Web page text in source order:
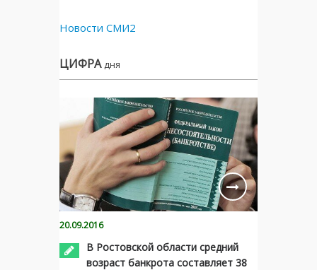
Новости СМИ2
ЦИФРА дня
20.09.2016
В Ростовской области средний
возраст банкрота составляет 38